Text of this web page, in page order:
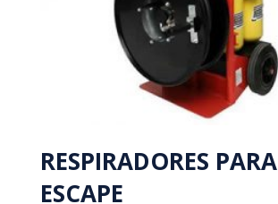
RESPIRADORES PARA
ESCAPE